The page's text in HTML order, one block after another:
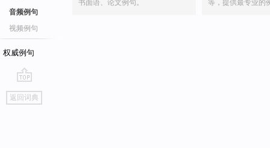
音频例句
视频例句
权威例句
go
top
返回词典
书面语、论文例句。
等，提供最专业的